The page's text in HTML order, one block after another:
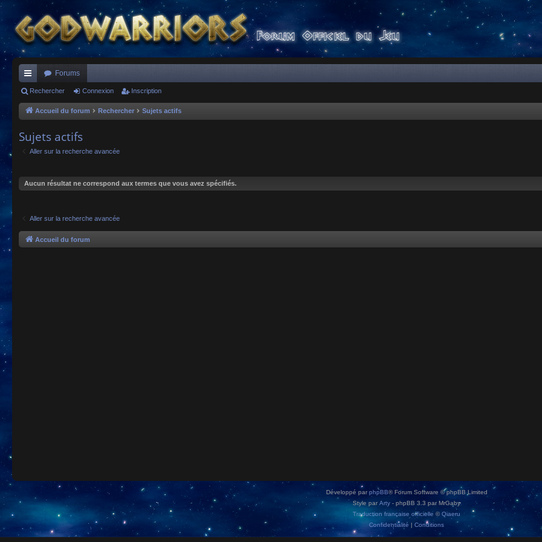
ac
co
Forums
Rechercher Connexion Inscription
Accueil du forum Rechercher Sujets actifs
Sujets actifs
Aller sur la recherche avancée
Aucun résultat ne correspond aux termes que vous avez spécifiés.
Aller sur la recherche avancée
Accueil du forum
Développé parphpBB® Forum Software © phpBB Limited
Style par Arty - phpBB 3.3 par MrGaby
Traduction française officielle ©Qiaeru
Confidentialité | Conditions